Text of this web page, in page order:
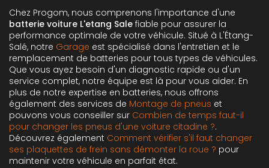
Chez Progom, nous comprenons l'importance d'une
batterie voiture L'etang Sale fiable pour assurer la
performance optimale de votre véhicule. Situé à L'Étang-
Salé, notre Garage est spécialisé dans l'entretien et le
remplacement de batteries pour tous types de véhicules.
Que vous ayez besoin d'un diagnostic rapide ou d'un
service complet, notre équipe est là pour vous aider. En
plus de notre expertise en batteries, nous offrons
également des services de Montage de pneus et
pouvons vous conseiller sur Combien de temps faut-il
pour changer les pneus d'une voiture citadine ?.
Découvrez également Comment vérifier s'il faut changer
ses plaquettes de frein sans démonter la roue ? pour
maintenir votre véhicule en parfait état.